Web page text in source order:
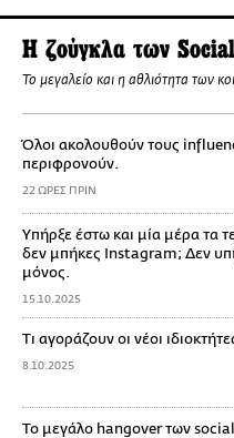
Η ζούγκλα των
To μεγαλείο και η αθλιότητα των
Όλοι ακολουθούν τους
περιφρονούν.
22 ΩΡΕΣ ΠΡΙΝ
Yπήρξε έστω και μία μέρα τα
δεν μπήκες Instagram; Δεν
μόνος.
15.10.2025
Τι αγοράζουν οι νέοι
8.10.2025
Το μεγάλο hangover των